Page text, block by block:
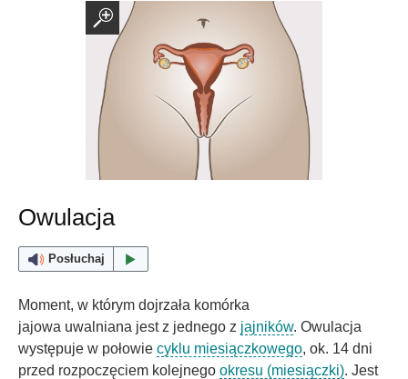
Owulacja
Posłuchaj
Moment, w którym dojrzała komórka
jajowa uwalniana jest z jednego z jajników. Owulacja
występuje w połowie cyklu miesiączkowego, ok. 14 dni
przed rozpoczęciem kolejnego okresu (miesiączki). Jest